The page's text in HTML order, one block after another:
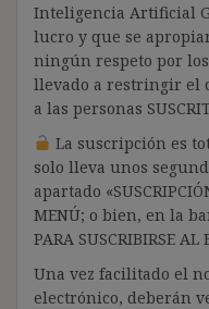
Inteligencia Artificial
lucro y que se
ningún respeto por
llevado a restringir el
a las personas
La suscripción es
solo lleva unos
apartado
MENÚ; o bien, en la
PARA SUSCRIBIRSE AL
Una vez facilitado el
electrónico, deberán